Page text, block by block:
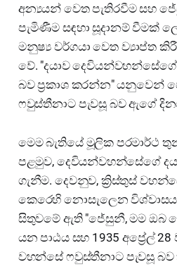
අන්‍යයන් වෙත පැතිරවීම සහ
පැමිණීම සඳහා සූදානම් වීමක්
මනුෂ්‍ය වර්ගයා වෙත ව්‍යාප්ත
වේ. "දයාව දෙවියන්වහන්සේගේ
බව ප්‍රකාශ කරන්න" යනුවෙන්
ෆවුස්තීනාට පැවසූ බව ඇගේ
මෙම බැතියේ මූලික පරමාර්ථ
පළමුව, දෙවියන්වහන්සේගේ
ගැනීම. දෙවනුව, ක්‍රිස්තුස්
කෙරෙහි නොසැලෙන
සිතුවමේ ඇති "ජේසුනී, මම ඔබ
යන පාඨය සහ 1935 අප්‍රේල්
වහන්සේ ෆවුස්තීනාට පැවසූ බව